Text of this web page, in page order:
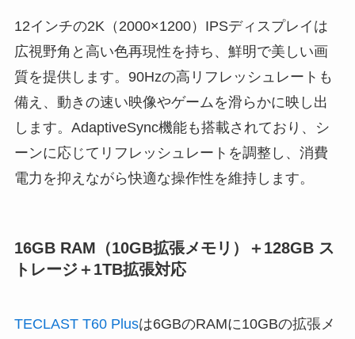
12インチの2K（2000×1200）IPSディスプレイは
広視野角と高い色再現性を持ち、鮮明で美しい画
質を提供します。90Hzの高リフレッシュレートも
備え、動きの速い映像やゲームを滑らかに映し出
します。AdaptiveSync機能も搭載されており、シ
ーンに応じてリフレッシュレートを調整し、消費
電力を抑えながら快適な操作性を維持します。
16GB RAM（10GB拡張メモリ）＋128GB ス
トレージ＋1TB拡張対応
TECLAST T60 Plusは6GBのRAMに10GBの拡張メ